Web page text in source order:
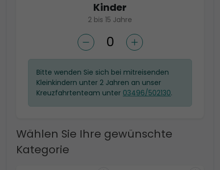
Kinder
2 bis 15 Jahre
Bitte wenden Sie sich bei mitreisenden
Kleinkindern unter 2 Jahren an unser
Kreuzfahrtenteam unter 03496/502130.
Wählen Sie Ihre gewünschte
Kategorie